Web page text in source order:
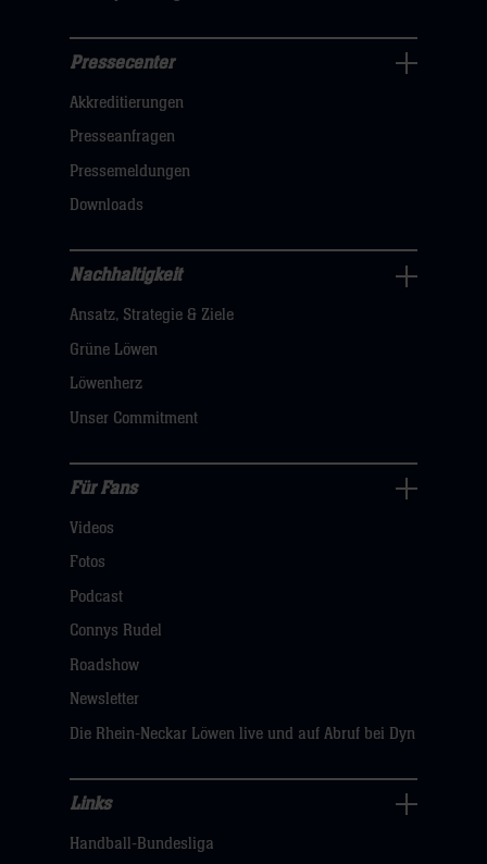
Navigation
öffnen,
dann
klicken
hier
Pressecenter
Akkreditierungen
Presseanfragen
Pressemeldungen
Downloads
Nachhaltigkeit
Navigation
öffnen,
dann
hier
Nachhaltigkeit
Ansatz, Strategie & Ziele
Grüne Löwen
Löwenherz
Unser Commitment
Fans
Navigation
öffnen,
dann
hier
Für Fans
Videos
Fotos
Podcast
Connys Rudel
Roadshow
Newsletter
Die Rhein-Neckar Löwen live und auf Abruf bei Dyn
Navigation
Links
Handball-Bundesliga